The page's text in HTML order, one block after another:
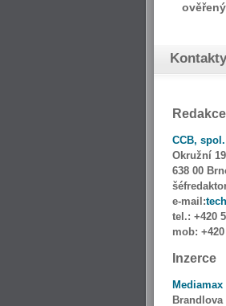
Kontakty
Redakce
CCB,
Okružní 19
638 00
e-mail:
tel.: +420
mob:
Inzerce
Mediamax
Brandlova